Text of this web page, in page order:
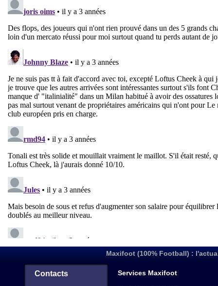
Maxifoot (100% Football) :
Contacts Services Maxifoot